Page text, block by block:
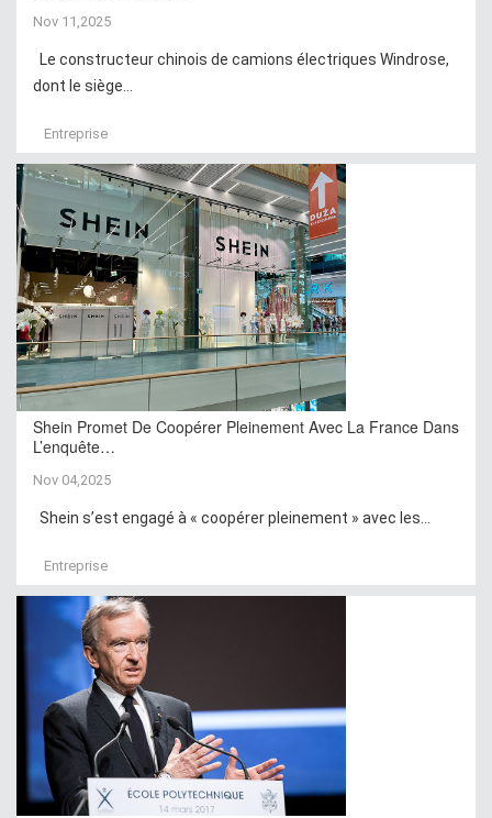
Nov 11,2025
Le constructeur chinois de camions électriques Windrose,
dont le siège...
Entreprise
Shein Promet De Coopérer Pleinement Avec La France Dans
L’enquête…
Nov 04,2025
Shein s’est engagé à « coopérer pleinement » avec les...
Entreprise